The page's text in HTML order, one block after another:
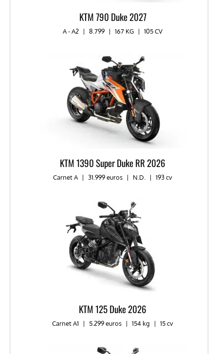
KTM 790 Duke 2027
A - A2 | 8.799 | 167 KG | 105 CV
KTM 1390 Super Duke RR 2026
Carnet A | 31.999 euros | N.D. | 193 cv
KTM 125 Duke 2026
Carnet A1 | 5.299 euros | 154 kg | 15 cv